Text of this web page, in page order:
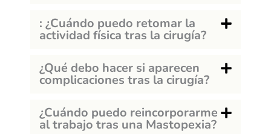
: ¿Cuándo puedo retomar la
actividad física tras la cirugía?
¿Qué debo hacer si aparecen
complicaciones tras la cirugía?
¿Cuándo puedo reincorporarme
al trabajo tras una Mastopexia?